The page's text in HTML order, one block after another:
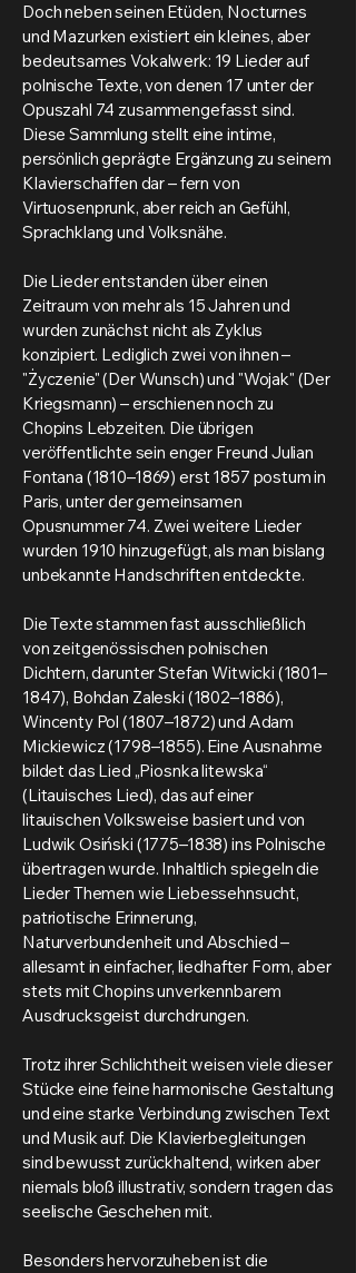
Doch neben seinen Etüden, Nocturnes
und Mazurken existiert ein kleines, aber
bedeutsames Vokalwerk: 19 Lieder auf
polnische Texte, von denen 17 unter der
Opuszahl 74 zusammengefasst sind.
Diese Sammlung stellt eine intime,
persönlich geprägte Ergänzung zu seinem
Klavierschaffen dar – fern von
Virtuosenprunk, aber reich an Gefühl,
Sprachklang und Volksnähe.
Die Lieder entstanden über einen
Zeitraum von mehr als 15 Jahren und
wurden zunächst nicht als Zyklus
konzipiert. Lediglich zwei von ihnen –
"Życzenie" (Der Wunsch) und "Wojak" (Der
Kriegsmann) – erschienen noch zu
Chopins Lebzeiten. Die übrigen
veröffentlichte sein enger Freund Julian
Fontana (1810–1869) erst 1857 postum in
Paris, unter der gemeinsamen
Opusnummer 74. Zwei weitere Lieder
wurden 1910 hinzugefügt, als man bislang
unbekannte Handschriften entdeckte.
Die Texte stammen fast ausschließlich
von zeitgenössischen polnischen
Dichtern, darunter Stefan Witwicki (1801–
1847), Bohdan Zaleski (1802–1886),
Wincenty Pol (1807–1872) und Adam
Mickiewicz (1798–1855). Eine Ausnahme
bildet das Lied „Piosnka litewska“
(Litauisches Lied), das auf einer
litauischen Volksweise basiert und von
Ludwik Osiński (1775–1838) ins Polnische
übertragen wurde. Inhaltlich spiegeln die
Lieder Themen wie Liebessehnsucht,
patriotische Erinnerung,
Naturverbundenheit und Abschied –
allesamt in einfacher, liedhafter Form, aber
stets mit Chopins unverkennbarem
Ausdrucksgeist durchdrungen.
Trotz ihrer Schlichtheit weisen viele dieser
Stücke eine feine harmonische Gestaltung
und eine starke Verbindung zwischen Text
und Musik auf. Die Klavierbegleitungen
sind bewusst zurückhaltend, wirken aber
niemals bloß illustrativ, sondern tragen das
seelische Geschehen mit.
Besonders hervorzuheben ist die